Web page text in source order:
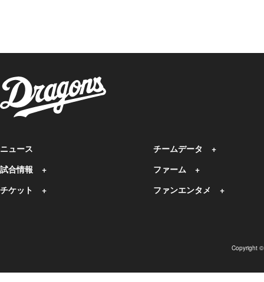
ニュース
試合情報
チケット
チームデータ
ファーム
ファンエンタメ
Copyright